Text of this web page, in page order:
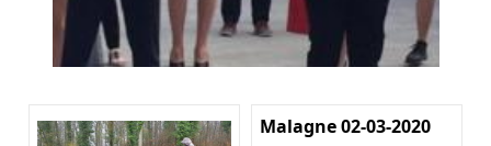
Malagne 02-03-2020